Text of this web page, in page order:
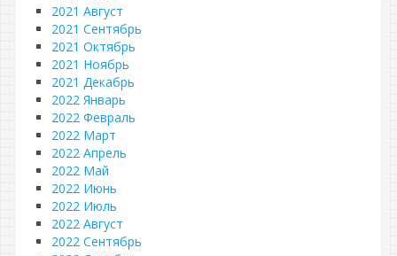
2021 Август
2021 Сентябрь
2021 Октябрь
2021 Ноябрь
2021 Декабрь
2022 Январь
2022 Февраль
2022 Март
2022 Апрель
2022 Май
2022 Июнь
2022 Июль
2022 Август
2022 Сентябрь